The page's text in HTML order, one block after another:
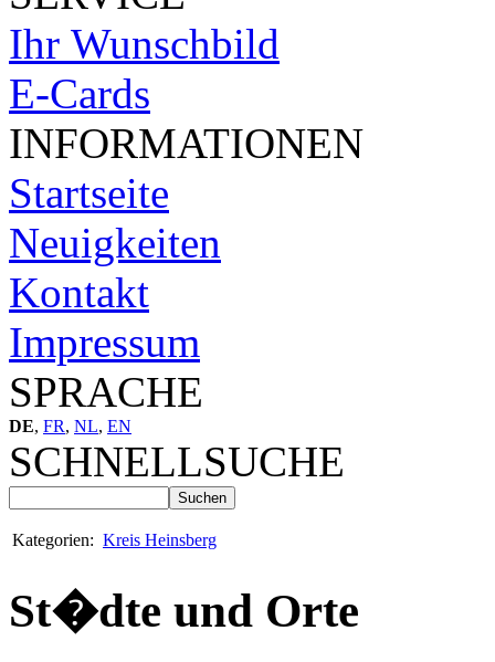
Ihr Wunschbild
E-Cards
INFORMATIONEN
Startseite
Neuigkeiten
Kontakt
Impressum
SPRACHE
DE, FR, NL, EN
SCHNELLSUCHE
Kategorien: Kreis Heinsberg
St�dte und Orte